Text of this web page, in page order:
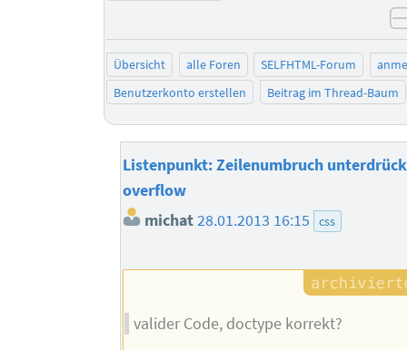
Übersicht alle Foren SELFHTML-Forum
Benutzerkonto erstellen
Beitrag im Thread-Baum
Listenpunkt: Zeilenumbruch
overflow
michat28.01.2013 16:15 css
valider Code, doctype korrekt?